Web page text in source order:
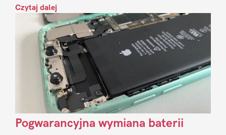
Czytaj dalej
Pogwarancyjna wymiana baterii